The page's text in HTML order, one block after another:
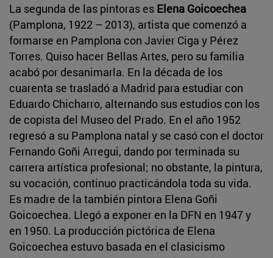
La segunda de las pintoras es Elena Goicoechea
(Pamplona, 1922 – 2013), artista que comenzó a
formarse en Pamplona con Javier Ciga y Pérez
Torres. Quiso hacer Bellas Artes, pero su familia
acabó por desanimarla. En la década de los
cuarenta se trasladó a Madrid para estudiar con
Eduardo Chicharro, alternando sus estudios con los
de copista del Museo del Prado. En el año 1952
regresó a su Pamplona natal y se casó con el doctor
Fernando Goñi Arregui, dando por terminada su
carrera artística profesional; no obstante, la pintura,
su vocación, continuo practicándola toda su vida.
Es madre de la también pintora Elena Goñi
Goicoechea. Llegó a exponer en la DFN en 1947 y
en 1950. La producción pictórica de Elena
Goicoechea estuvo basada en el clasicismo